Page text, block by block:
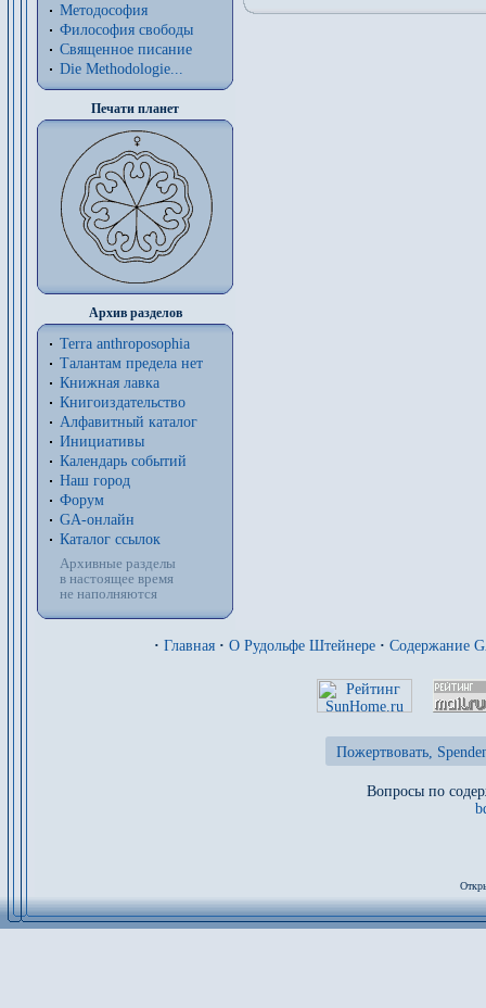
Методософия
Философия cвободы
Священное писание
Die Methodologie...
Печати планет
Архив разделов
Terra anthroposophia
Талантам предела нет
Книжная лавка
Книгоиздательство
Алфавитный каталог
Инициативы
Календарь событий
Наш город
Форум
GA-онлайн
Каталог ссылок
Архивные разделы
в настоящее время
не наполняются
· Главная · О Рудольфе Штейнере · Содержание
Пожертвовать,
Вопросы по